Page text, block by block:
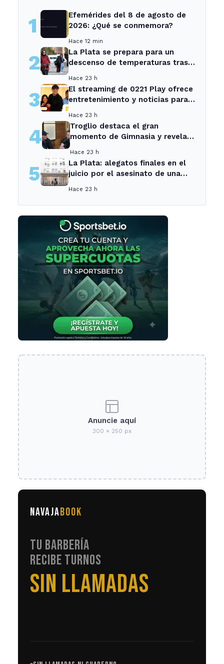
1
Efemérides del 8 de agosto de
2026: ¿Qué se conmemora?
Hace 12 min
2
La Plata se prepara para un
descenso de temperaturas tras
Hace 23 h
3
El streaming de 0221 Play ofrece
entretenimiento y noticias para
Ensenada.
Hace 23 h
4
Troglio destaca el gran
momento de Gimnasia y revela
Hace 23 h
5
La Plata: alegatos finales en el
juicio por el asesinato de una
Hace 23 h
Anuncie aquí
300 × 250 px
NAVAJABOOK
TU BARBERÍA
RECIBE TURNOS
EN AUTOMÁTICO